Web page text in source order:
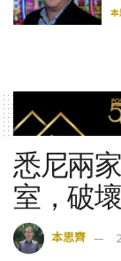
悉尼兩
室，破
本思齊